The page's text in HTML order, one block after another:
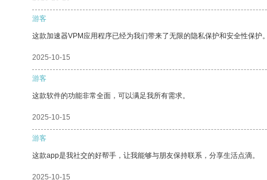
游客
这款加速器VPM应用程序已经为我们带来了无限的隐私保护和安全性保护
2025-10-15
游客
这款软件的功能非常全面，可以满足我所有需求。
2025-10-15
游客
这款app是我社交的好帮手，让我能够与朋友保持联系，分享生活点滴。
2025-10-15